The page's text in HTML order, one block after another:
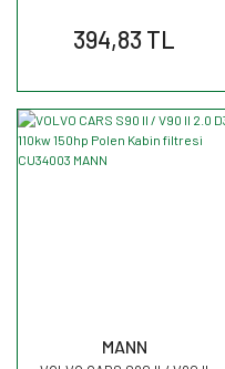
394,83 TL
MANN